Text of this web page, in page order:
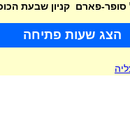
פארם קניון שבעת
הצג שעות פתיחה